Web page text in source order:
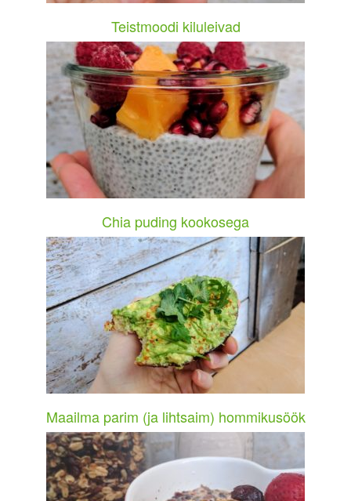
Teistmoodi kiluleivad
Chia puding kookosega
Maailma parim (ja lihtsaim) hommikusöök